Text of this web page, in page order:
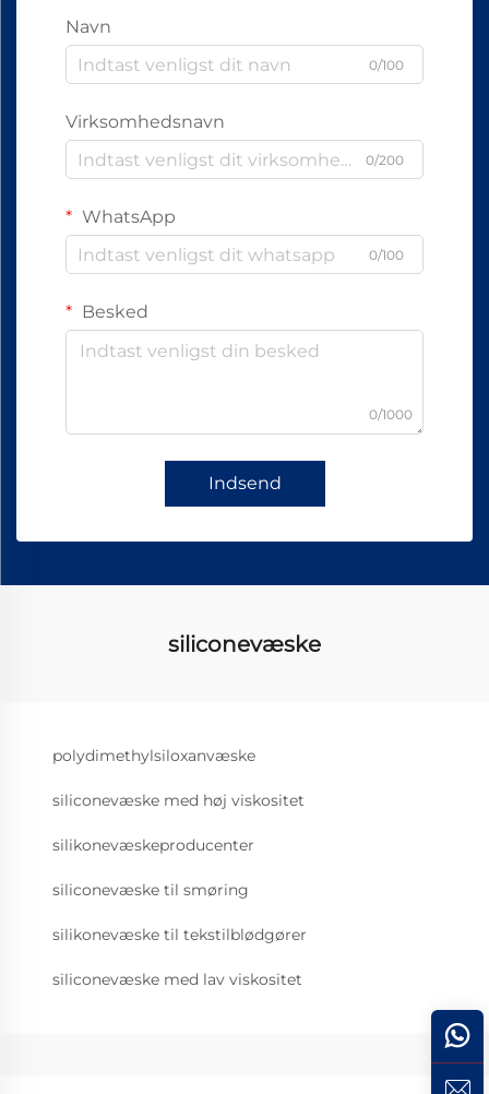
Navn
0/100
Virksomhedsnavn
0/200
WhatsApp
0/100
Besked
0/1000
Indsend
siliconevæske
polydimethylsiloxanvæske
siliconevæske med høj viskositet
silikonevæskeproducenter
siliconevæske til smøring
silikonevæske til tekstilblødgører
siliconevæske med lav viskositet